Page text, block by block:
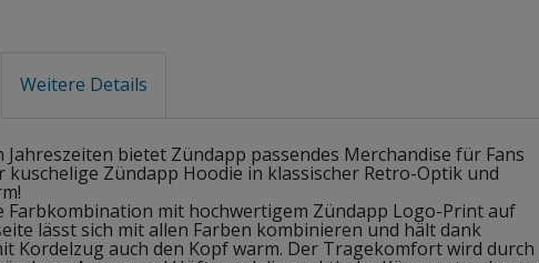
Weitere Details
bietet Zündapp passendes Merchandise für Fans
kuschelige Zündapp Hoodie in klassischer Retro-Optik und
Farbkombination mit hochwertigem Zündapp Logo-Print auf
lässt sich mit allen Farben kombinieren und hält dank
Kordelzug auch den Kopf warm. Der Tragekomfort wird durch